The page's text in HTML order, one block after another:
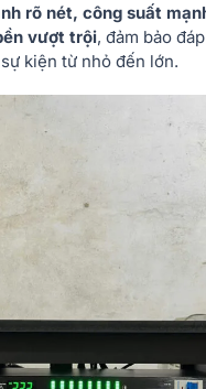
rõ nét, công suất
vượt trội, đảm bảo
kiện từ nhỏ đến lớn.